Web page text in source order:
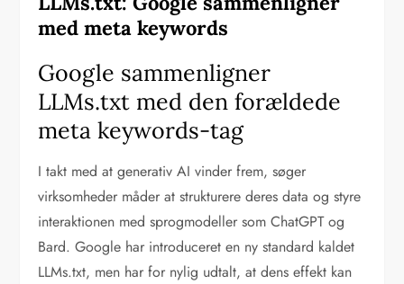
med meta keywords
Google sammenligner
LLMs.txt med den forældede
meta keywords-tag
I takt med at generativ AI vinder frem, søger
virksomheder måder at strukturere deres data og styre
interaktionen med sprogmodeller som ChatGPT og
Bard. Google har introduceret en ny standard kaldet
LLMs.txt, men har for nylig udtalt, at dens effekt kan